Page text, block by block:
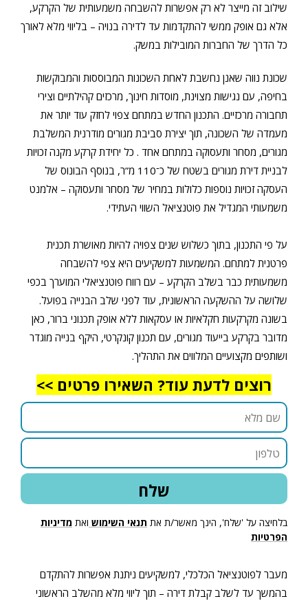
שילוב זה מייצר לא רק אפשרות להשבחה משמעותית של הקרקע,
אלא גם אופק ממשי להתקדמות עד לדירה בנויה – בליווי מלא לאורך
כל הדרך של החברות המובילות במשק.
שכונת נווה שאנן נחשבת לאחת השכונות המבוססות והמבוקשות
בחיפה, עם נגישות מצוינת, מוסדות חינוך, מרכזים קהילתיים וצירי
תחבורה מרכזיים. התכנון החדש במתחם צפוי לחזק עוד יותר את
מעמדה של השכונה, תוך יצירת סביבת מגורים מודרנית המשלבת
מגורים, מסחר ותעסוקה במתחם אחד . כל יחידת קרקע מקנה זכויות
לבניית דירת מגורים בשטח של כ־110 מ”ר, בנוסף
הבונוס של
העסקה זכויות נוספות כלולות במחיר של מסחר ותעסוקה – אלמנט
משמעותי המגדיל את פוטנציאל השווי העתידי.
על פי התכנון, בתוך כשלוש שנים צפויה להיות מאושרת תכנית
פרטנית למתחם. המשמעות למשקיעים היא צפי להשבחה
משמעותית כבר בשלב הקרקע – עם רווח פוטנציאלי המוערך בכפי
שלושה על ההשקעה הראשונית, עוד לפני שלב הבנייה בפועל.
בשונה מקרקעות חקלאיות או עסקאות ללא אופק תכנוני ברור, כאן
מדובר בקרקע בייעוד מגורים, עם תכנון קונקרטי, היקף בנייה מוגדר
ושותפים מקצועיים המלווים את התהליך.
רוצים לדעת עוד? השאירו פרטים >>
בלחיצה על 'שלח', הינך מאשר/ת את תנאי השימוש ואת מדיניות
הפרטיות
מעבר לפוטנציאל הכלכלי, למשקיעים ניתנת אפשרות להתקדם
בהמשך עד לשלב קבלת דירה – תוך ליווי מלא מהשלב הראשוני